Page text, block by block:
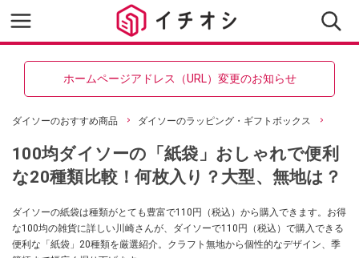
ホームページアドレス（URL）変更のお知らせ
ダイソーのおすすめ商品 ダイソーのラッピング・ギフトボックス
100均ダイソーの「紙袋」おしゃれで便利
な20種類比較！何枚入り？大型、無地は？
ダイソーの紙袋は種類がとても豊富で110円（税込）から購入できます。お得
な100均の雑貨に詳しい川崎さんが、ダイソーで110円（税込）で購入できる
便利な「紙袋」20種類を厳選紹介。クラフト無地から個性的なデザイン、季